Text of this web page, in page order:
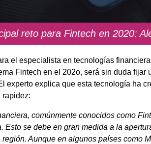
reto para Fintech en 2020:
el especialista en tecnologías
Fintech en el 202o, será sin duda fijar
experto explica que esta tecnología ha
rapidez:
comúnmente conocidos como
Esto se debe en gran medida a la
Aunque en algunos países como